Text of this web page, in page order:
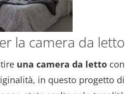
la camera da letto
una camera da letto con
in questo progetto di